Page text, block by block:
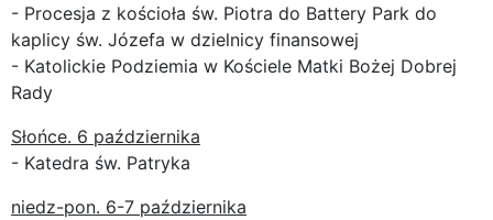
- Procesja z kościoła św. Piotra do Battery Park do
kaplicy św. Józefa w dzielnicy finansowej
- Katolickie Podziemia w Kościele Matki Bożej Dobrej
Rady
Słońce. 6 października
- Katedra św. Patryka
niedz-pon. 6-7 października